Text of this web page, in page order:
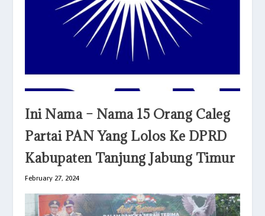
Ini Nama – Nama 15 Orang Caleg
Partai PAN Yang Lolos Ke DPRD
Kabupaten Tanjung Jabung Timur
February 27, 2024